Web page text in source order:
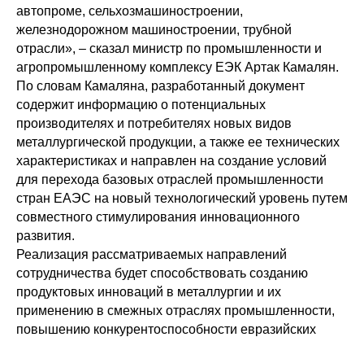
автопроме, сельхозмашиностроении,
железнодорожном машиностроении, трубной
отрасли», – сказал министр по промышленности и
агропромышленному комплексу ЕЭК Артак Камалян.
По словам Камаляна, разработанный документ
содержит информацию о потенциальных
производителях и потребителях новых видов
металлургической продукции, а также ее технических
характеристиках и направлен на создание условий
для перехода базовых отраслей промышленности
стран ЕАЭС на новый технологический уровень путем
совместного стимулирования инновационного
развития.
Реализация рассматриваемых направлений
сотрудничества будет способствовать созданию
продуктовых инноваций в металлургии и их
применению в смежных отраслях промышленности,
повышению конкурентоспособности евразийских